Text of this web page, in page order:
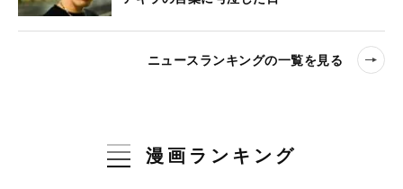
ニュースランキングの一覧を見る
漫画ランキング